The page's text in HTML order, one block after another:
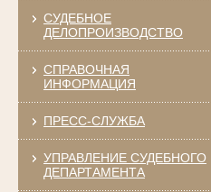
СУДЕБНОЕ
ДЕЛОПРОИЗВОДСТВО
СПРАВОЧНАЯ
ИНФОРМАЦИЯ
ПРЕСС-СЛУЖБА
УПРАВЛЕНИЕ СУДЕБНОГО
ДЕПАРТАМЕНТА